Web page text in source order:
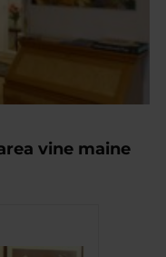
vine maine